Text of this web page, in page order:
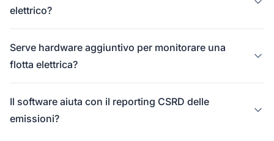
elettrico?
Serve hardware aggiuntivo per monitorare una
flotta elettrica?
Il software aiuta con il reporting CSRD delle
emissioni?